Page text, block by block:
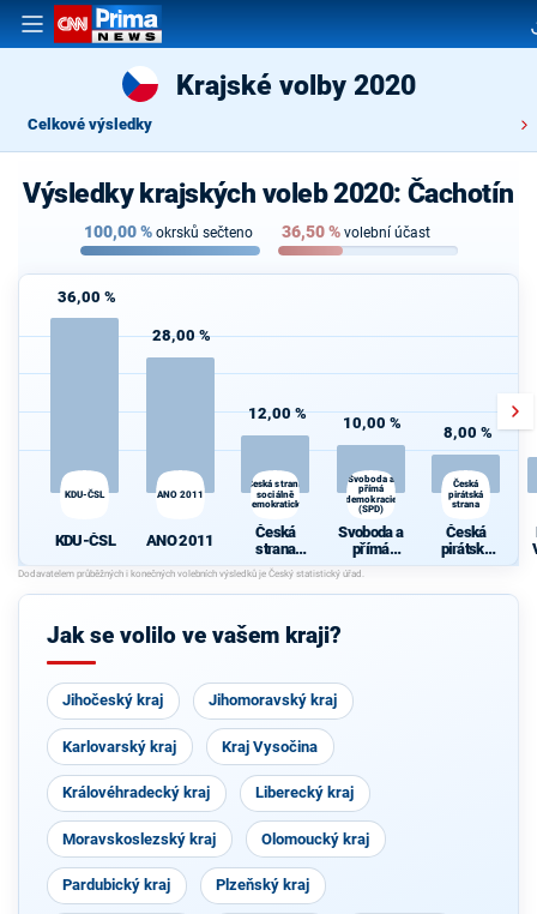
Krajské volby 2020
Celkové výsledky
Výsledky krajských voleb 2020: Čachotín
100,00% okrsků sečteno 36,50% volební účast
36,00 %
KDU-ČSL
KDU-ČSL
28,00 %
ANO 2011
ANO 2011
12,00 %
Česká strana
sociálně
demokratická
Česká
strana
sociálně
demokrati
cká
10,00 %
Svoboda a
přímá
demokracie
(SPD)
Svoboda a
přímá
demokraci
e (SPD)
8,00 %
Česká
pirátská
strana
Česká
pirátská
strana
Jak se volilo ve vašem kraji?
Jihočeský kraj Jihomoravský kraj
Karlovarský kraj Kraj Vysočina
Královéhradecký kraj Liberecký kraj
Moravskoslezský kraj Olomoucký kraj
Pardubický kraj Plzeňský kraj